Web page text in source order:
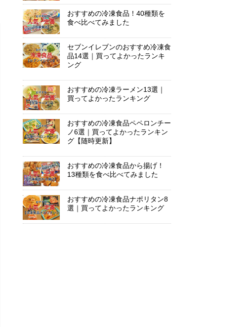
おすすめの冷凍食品！40種類を
食べ比べてみました
セブンイレブンのおすすめ冷凍食
品14選｜買ってよかったランキ
ング
おすすめの冷凍ラーメン13選｜
買ってよかったランキング
おすすめの冷凍食品ペペロンチー
ノ6選｜買ってよかったランキン
グ【随時更新】
おすすめの冷凍食品から揚げ！
13種類を食べ比べてみました
おすすめの冷凍食品ナポリタン8
選｜買ってよかったランキング